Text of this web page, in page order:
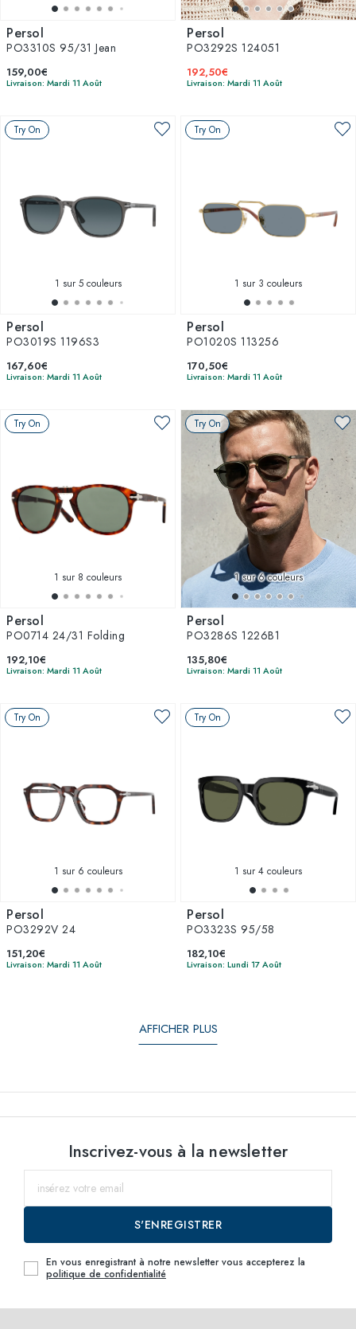
Persol
PO3310S 95/31 Jean
159,00€
Livraison: Mardi 11 Août
Persol
PO3292S 124051
192,50€
Livraison: Mardi 11 Août
Try On
1 sur 5 couleurs
Persol
PO3019S 1196S3
167,60€
Livraison: Mardi 11 Août
Try On
1 sur 3 couleurs
Persol
PO1020S 113256
170,50€
Livraison: Mardi 11 Août
Try On
1 sur 8 couleurs
Persol
PO0714 24/31 Folding
192,10€
Livraison: Mardi 11 Août
Try On
1sur 6 couleurs
Persol
PO3286S 1226B1
135,80€
Livraison: Mardi 11 Août
Try On
1 sur 6 couleurs
Persol
PO3292V 24
151,20€
Livraison: Mardi 11 Août
Try On
1 sur 4 couleurs
Persol
PO3323S 95/58
182,10€
Livraison: Lundi 17 Août
AFFICHER PLUS
Inscrivez-vous à la newsletter
S'ENREGISTRER
En vous enregistrant à notre newsletter vous accepterez la
politique de confidentialité